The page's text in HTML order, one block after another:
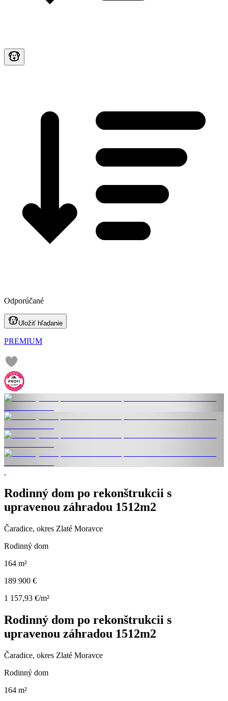
Odporúčané
Uložiť hľadanie
PREMIUM
Rodinný dom po rekonštrukcii s
upravenou záhradou 1512m2
Čaradice, okres Zlaté Moravce
Rodinný dom
164 m²
189 900 €
1 157,93 €/m²
Rodinný dom po rekonštrukcii s
upravenou záhradou 1512m2
Čaradice, okres Zlaté Moravce
Rodinný dom
164 m²